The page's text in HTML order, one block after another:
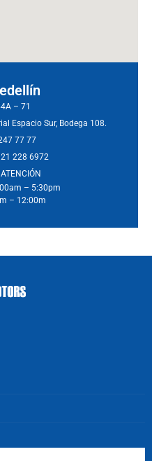
– 71
Espacio Sur, Bodega 108.
77 77
228 6972
– 5:30pm
– 12:00m